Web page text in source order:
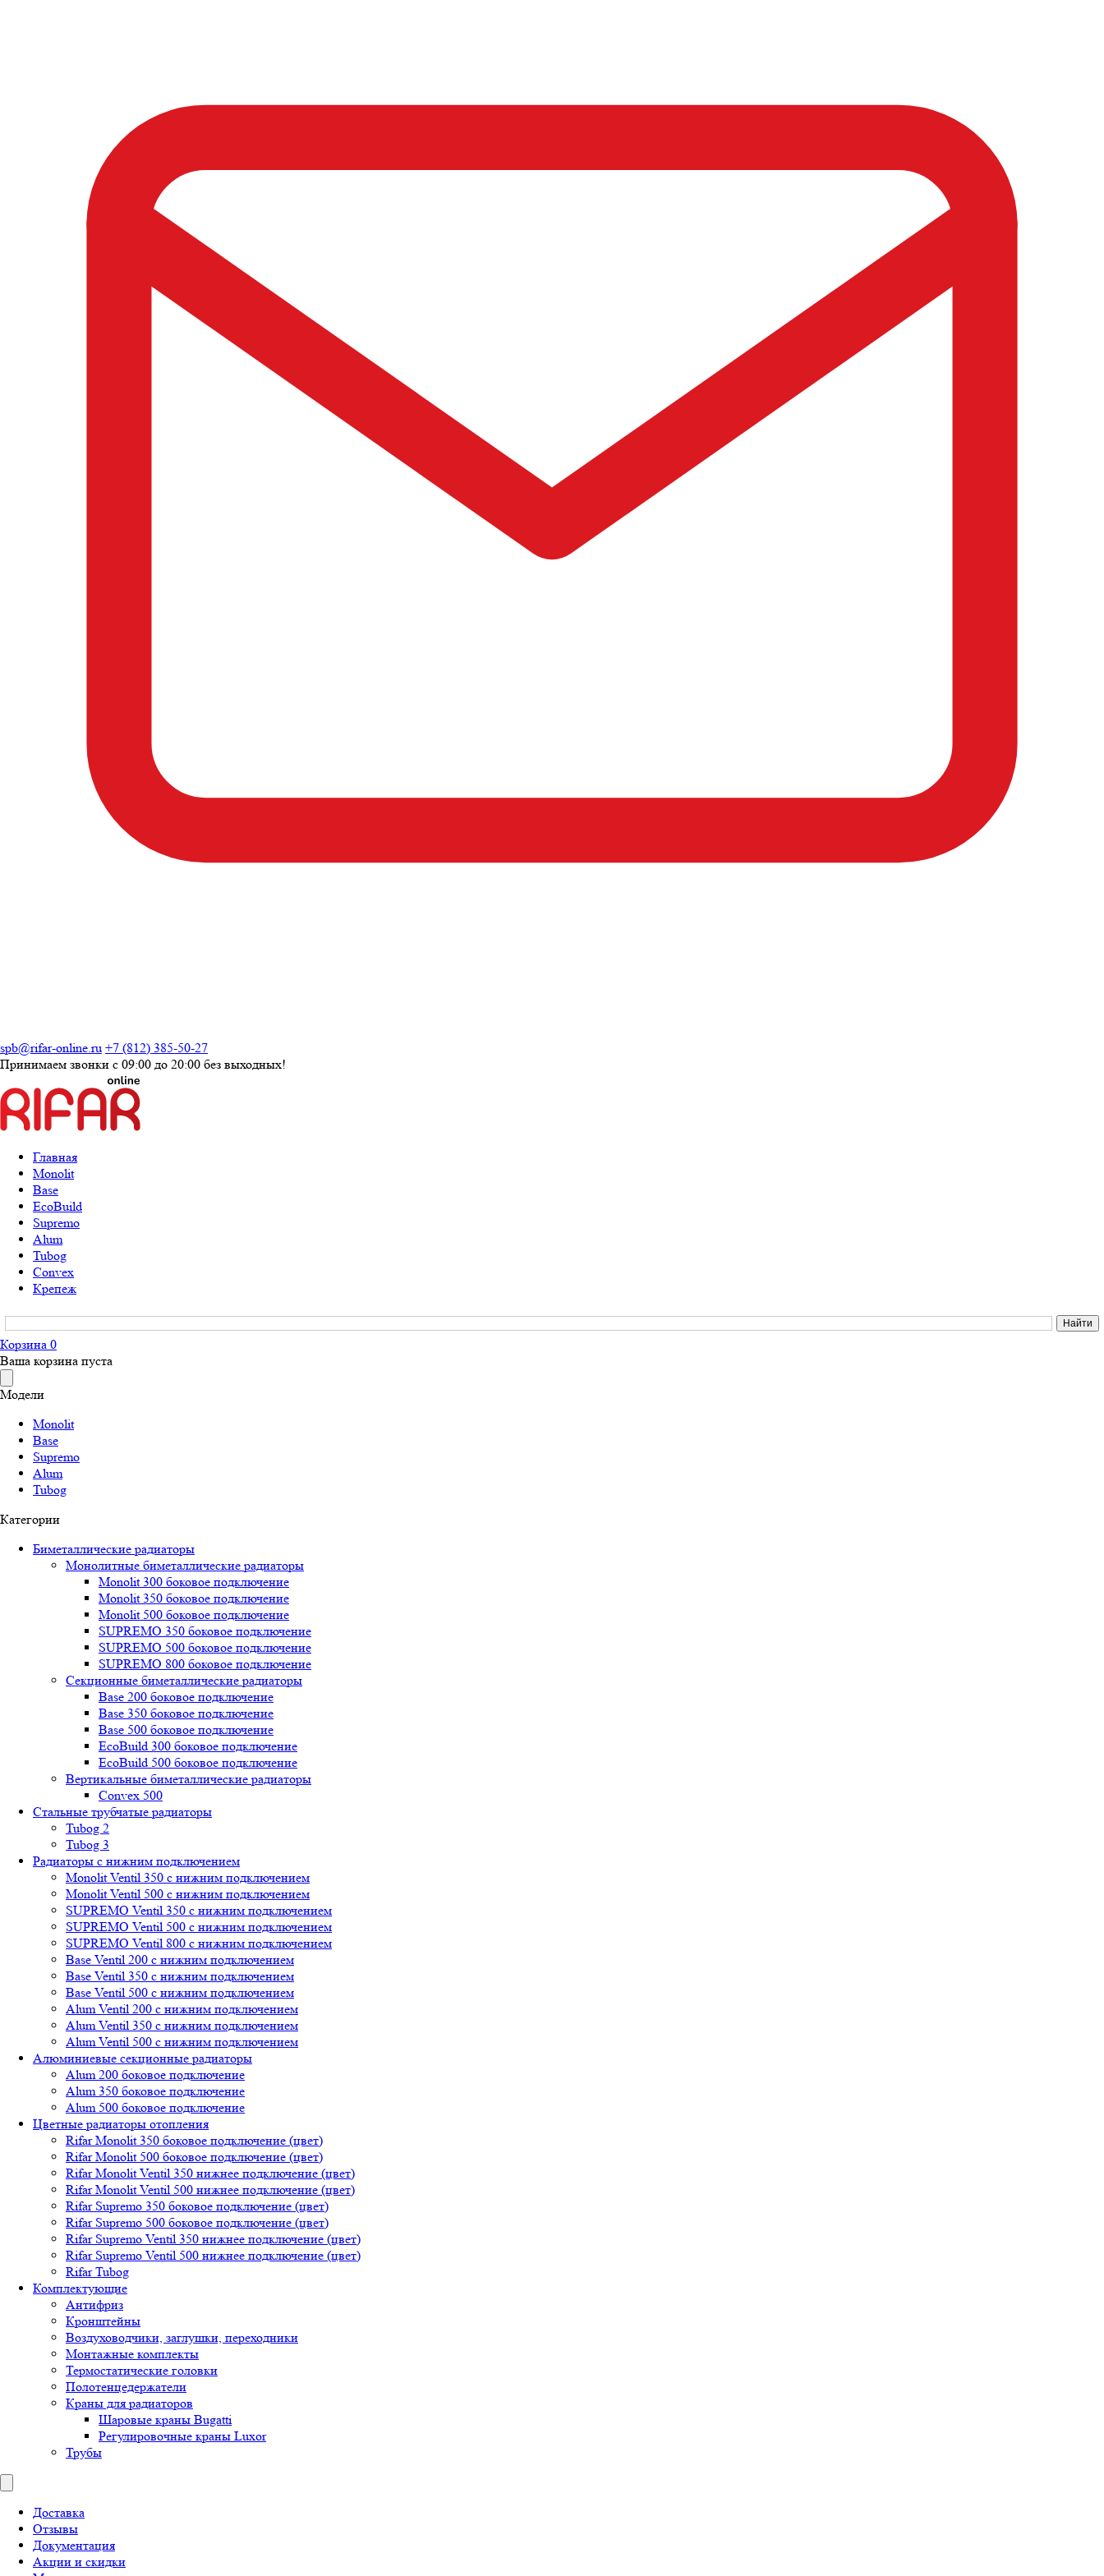
spb@rifar-online.ru +7 (812) 385-50-27
Принимаем звонки с 09:00 до 20:00 без выходных!
Главная
Monolit
Base
EcoBuild
Supremo
Alum
Tubog
Convex
Крепеж
Корзина 0
Ваша корзина пуста
Модели
Monolit
Base
Supremo
Alum
Tubog
Категории
Биметаллические радиаторы
Монолитные биметаллические радиаторы
Mоnоlit 300 боковое подключение
Mоnоlit 350 боковое подключение
Mоnоlit 500 боковое подключение
SUРREMО 350 боковое подключение
SUРREMО 500 боковое подключение
SUРREMО 800 боковое подключение
Секционные биметаллические радиаторы
Base 200 боковое подключение
Base 350 боковое подключение
Base 500 боковое подключение
EcoBuild 300 боковое подключение
EcoBuild 500 боковое подключение
Вертикальные биметаллические радиаторы
Convex 500
Стальные трубчатые радиаторы
Tubog 2
Tubog 3
Радиаторы с нижним подключением
Monolit Ventil 350 с нижним подключением
Monolit Ventil 500 с нижним подключением
SUPREMO Ventil 350 с нижним подключением
SUPREMO Ventil 500 с нижним подключением
SUPREMO Ventil 800 с нижним подключением
Base Ventil 200 с нижним подключением
Base Ventil 350 с нижним подключением
Base Ventil 500 с нижним подключением
Alum Ventil 200 с нижним подключением
Alum Ventil 350 с нижним подключением
Alum Ventil 500 с нижним подключением
Алюминиевые секционные радиаторы
Alum 200 боковое подключение
Alum 350 боковое подключение
Alum 500 боковое подключение
Цветные радиаторы отопления
Rifar Monolit 350 боковое подключение (цвет)
Rifar Monolit 500 боковое подключение (цвет)
Rifar Monolit Ventil 350 нижнее подключение (цвет)
Rifar Monolit Ventil 500 нижнее подключение (цвет)
Rifar Supremo 350 боковое подключение (цвет)
Rifar Supremo 500 боковое подключение (цвет)
Rifar Supremo Ventil 350 нижнее подключение (цвет)
Rifar Supremo Ventil 500 нижнее подключение (цвет)
Rifar Tubog
Комплектующие
Антифриз
Кронштейны
Воздуховодчики, заглушки, переходники
Монтажные комплекты
Термостатические головки
Полотенцедержатели
Краны для радиаторов
Шаровые краны Bugatti
Регулировочные краны Luxor
Трубы
Доставка
Отзывы
Документация
Акции и скидки